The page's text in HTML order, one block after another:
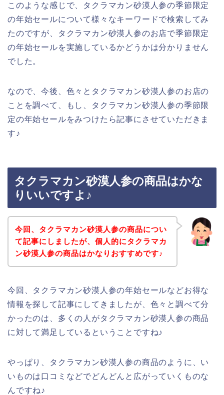
このような感じで、タクラマカン砂漠人参の季節限定
の年始セールについて様々なキーワードで検索してみ
たのですが、タクラマカン砂漠人参のお店で季節限定
の年始セールを実施しているかどうかは分かりません
でした。
なので、今後、色々とタクラマカン砂漠人参のお店の
ことを調べて、もし、タクラマカン砂漠人参の季節限
定の年始セールをみつけたら記事にさせていただきま
す♪
タクラマカン砂漠人参の商品はかな
りいいですよ♪
今回、タクラマカン砂漠人参の商品につい
て記事にしましたが、個人的にタクラマカ
ン砂漠人参の商品はかなりおすすめです♪
今回、タクラマカン砂漠人参の年始セールなどお得な
情報を探して記事にしてきましたが、色々と調べて分
かったのは、多くの人がタクラマカン砂漠人参の商品
に対して満足しているということですね♪
やっぱり、タクラマカン砂漠人参の商品のように、い
いものは口コミなどでどんどんと広がっていくものな
んですね♪